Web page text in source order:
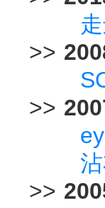
>>
>>
>>